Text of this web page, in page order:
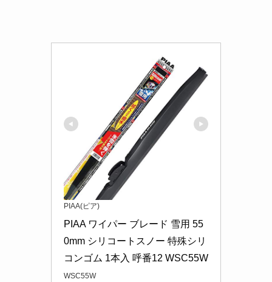
PIAA(ピア)
PIAA ワイパー ブレード 雪用 55
0mm シリコートスノー 特殊シリ
コンゴム 1本入 呼番12 WSC55W
WSC55W